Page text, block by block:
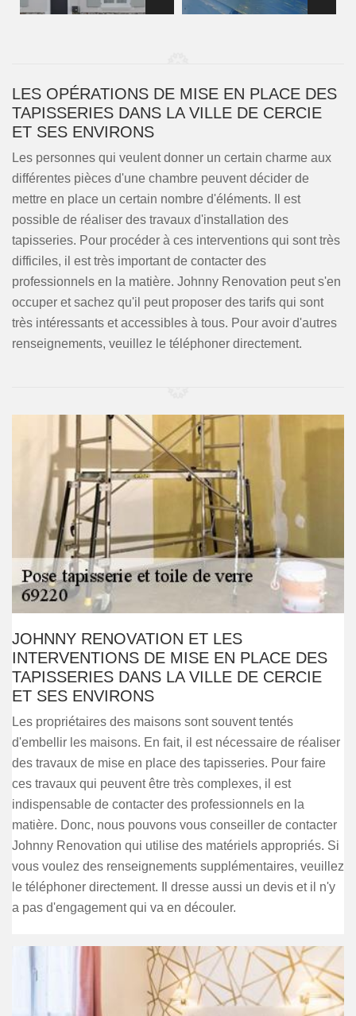
LES OPÉRATIONS DE MISE EN PLACE DES
TAPISSERIES DANS LA VILLE DE CERCIE
ET SES ENVIRONS
Les personnes qui veulent donner un certain charme aux
différentes pièces d'une chambre peuvent décider de
mettre en place un certain nombre d'éléments. Il est
possible de réaliser des travaux d'installation des
tapisseries. Pour procéder à ces interventions qui sont très
difficiles, il est très important de contacter des
professionnels en la matière. Johnny Renovation peut s'en
occuper et sachez qu'il peut proposer des tarifs qui sont
très intéressants et accessibles à tous. Pour avoir d'autres
renseignements, veuillez le téléphoner directement.
JOHNNY RENOVATION ET LES
INTERVENTIONS DE MISE EN PLACE DES
TAPISSERIES DANS LA VILLE DE CERCIE
ET SES ENVIRONS
Les propriétaires des maisons sont souvent tentés
d'embellir les maisons. En fait, il est nécessaire de réaliser
des travaux de mise en place des tapisseries. Pour faire
ces travaux qui peuvent être très complexes, il est
indispensable de contacter des professionnels en la
matière. Donc, nous pouvons vous conseiller de contacter
Johnny Renovation qui utilise des matériels appropriés. Si
vous voulez des renseignements supplémentaires, veuillez
le téléphoner directement. Il dresse aussi un devis et il n'y
a pas d'engagement qui va en découler.